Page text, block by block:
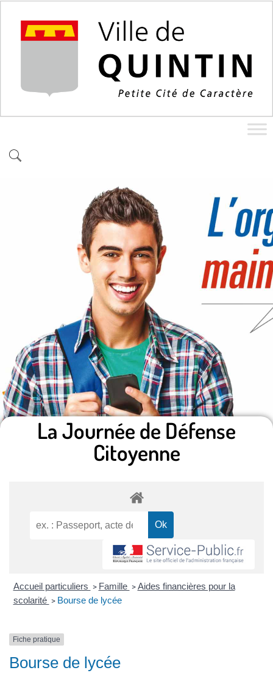
La Journée de Défense
Citoyenne
Accueil particuliers > Famille > Aides financières pour la
scolarité > Bourse de lycée
Fiche pratique
Bourse de lycée